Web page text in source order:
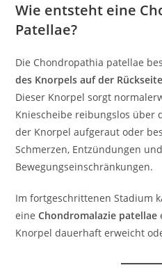
Wie entsteht eine
Patellae?
Die Chondropathia patellae
des Knorpels auf der
Dieser Knorpel sorgt
Kniescheibe reibungslos über
der Knorpel aufgeraut oder
Schmerzen, Entzündungen und
Bewegungseinschränkungen.
Im fortgeschrittenen Stadium
eineChondromalazie patellae
Knorpel dauerhaft erweicht